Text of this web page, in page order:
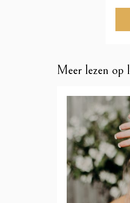
Meer lezen op